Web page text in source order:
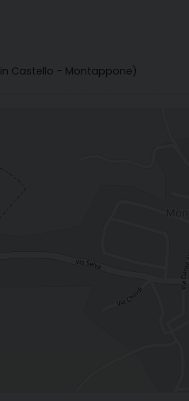
in Castello - Montappone)